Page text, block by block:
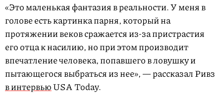
«Это маленькая фантазия в реальности. У меня в
голове есть картинка парня, который на
протяжении веков сражается из-за пристрастия
его отца к насилию, но при этом производит
впечатление человека, попавшего в ловушку и
пытающегося выбраться из нее», — рассказал Ривз
в интервьюUSA Today.